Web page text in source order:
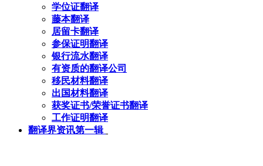
学位证翻译
藤本翻译
居留卡翻译
参保证明翻译
银行流水翻译
有资质的翻译公司
移民材料翻译
出国材料翻译
获奖证书/荣誉证书翻译
工作证明翻译
翻译界资讯第一辑